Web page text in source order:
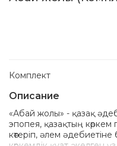
Комплект
Описание
«Абай жолы» - қазақ
эпопея, қазақтың
көтеріп, әлем